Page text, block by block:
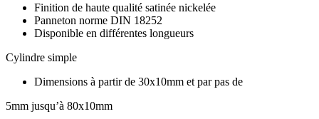
Finition de haute qualité satinée nickelée
Panneton norme DIN 18252
Disponible en différentes longueurs
Cylindre simple
Dimensions à partir de 30x10mm et par pas de
5mm jusqu’à 80x10mm